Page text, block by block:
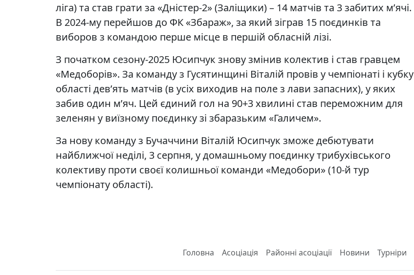
ліга) та став грати за «Дністер-2» (Заліщики) – 14 матчів та 3 забитих м’ячі.
В 2024-му перейшов до ФК «Збараж», за який зіграв 15 поєдинків та
виборов з командою перше місце в першій обласній лізі.
З початком сезону-2025 Юсипчук знову змінив колектив і став гравцем
«Медоборів». За команду з Гусятинщині Віталій провів у чемпіонаті і кубку
області дев’ять матчів (в усіх виходив на поле з лави запасних), у яких
забив один м’яч. Цей єдиний гол на 90+3 хвилині став переможним для
зеленян у виїзному поєдинку зі збаразьким «Галичем».
За нову команду з Бучаччини Віталій Юсипчук зможе дебютувати
найближчої неділі, 3 серпня, у домашньому поєдинку трибухівського
колективу проти своєї колишньої команди «Медобори» (10-й тур
чемпіонату області).
Головна Асоціація Районні асоціації Новини Турніри